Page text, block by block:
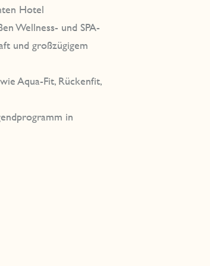
Hotel
Wellness- und SPA-
und großzügigem
Aqua-Fit, Rückenfit,
in